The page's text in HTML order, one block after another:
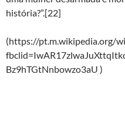
história?”.[22]
(https://pt.m.wikipedia.org/
Bz9hTGtNnbowzo3aU )